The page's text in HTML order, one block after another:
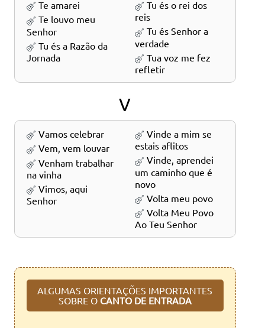
Te amarei
Te louvo meu
Senhor
Tu és a Razão da
Jornada
Tu és o rei dos
reis
Tu és Senhor a
verdade
Tua voz me fez
refletir
V
Vamos celebrar
Vem, vem louvar
Venham trabalhar
na vinha
Vimos, aqui
Senhor
Vinde a mim se
estais aflitos
Vinde, aprendei
um caminho que é
novo
Volta meu povo
Volta Meu Povo
Ao Teu Senhor
ALGUMAS ORIENTAÇÕES IMPORTANTES
SOBRE O CANTO DE ENTRADA